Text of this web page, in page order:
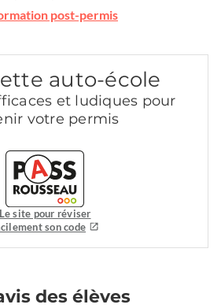
post-permis
auto-école
et ludiques pour
votre permis
Le site pour réviser
son code
des élèves